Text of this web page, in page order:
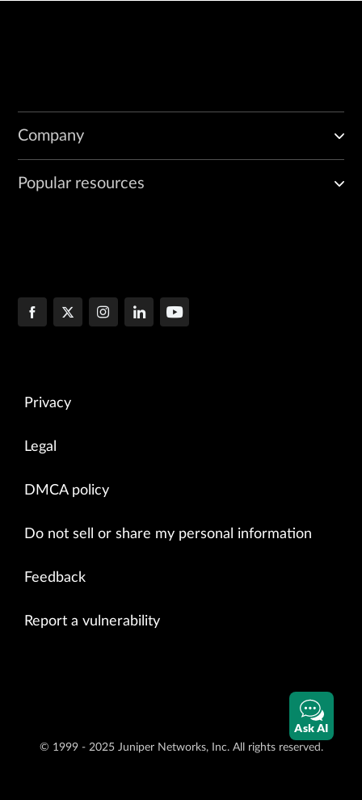
Company
Popular resources
Privacy
Legal
DMCA policy
Do not sell or share my personal information
Feedback
Report a vulnerability
© 1999 - 2025 Juniper Networks, Inc. All rights reserved.
Ask AI